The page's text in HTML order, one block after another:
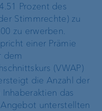
Prozent des
Stimmrechte) zu
zu erwerben.
einer Prämie
dem
(VWAP)
die Anzahl der
das
unterstellten